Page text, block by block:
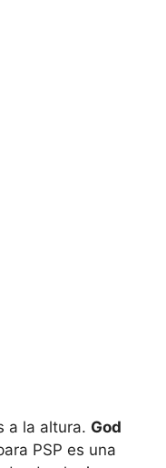
a la altura. God
PSP es una